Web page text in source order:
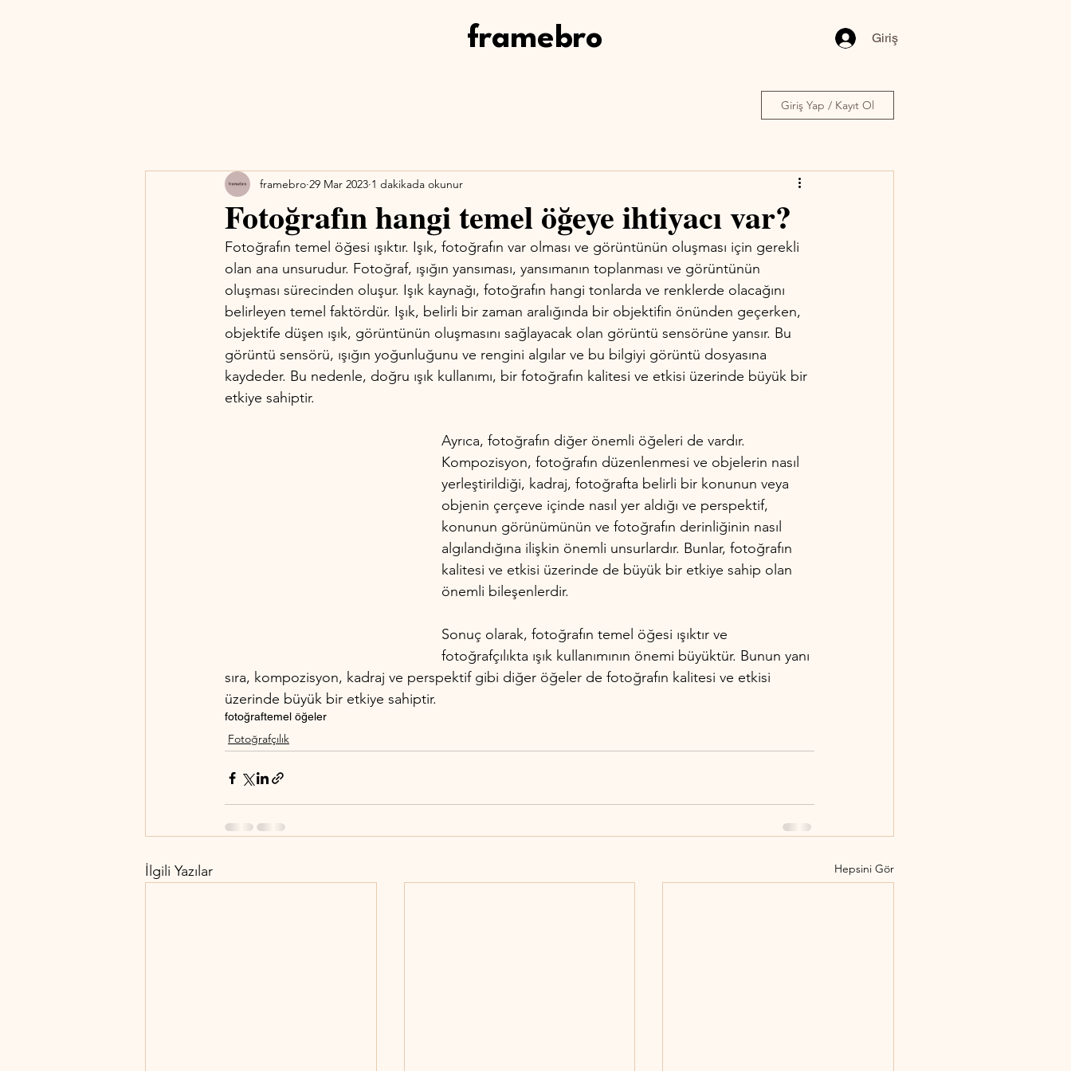
framebro Giriş
Giriş Yap / Kayıt Ol
Fotoğrafın hangi temel öğeye ihtiyacı var?
framebro 29 Mar 2023 1 dakikada okunur
Fotoğrafın temel öğesi ışıktır. Işık, fotoğrafın var olması ve görüntünün oluşması için gerekli
olan ana unsurudur. Fotoğraf, ışığın yansıması, yansımanın toplanması ve görüntünün
oluşması sürecinden oluşur. Işık kaynağı, fotoğrafın hangi tonlarda ve renklerde olacağını
belirleyen temel faktördür. Işık, belirli bir zaman aralığında bir objektifin önünden geçerken,
objektife düşen ışık, görüntünün oluşmasını sağlayacak olan görüntü sensörüne yansır. Bu
görüntü sensörü, ışığın yoğunluğunu ve rengini algılar ve bu bilgiyi görüntü dosyasına
kaydeder. Bu nedenle, doğru ışık kullanımı, bir fotoğrafın kalitesi ve etkisi üzerinde büyük bir
etkiye sahiptir.
Ayrıca, fotoğrafın diğer önemli öğeleri de vardır.
Kompozisyon, fotoğrafın düzenlenmesi ve objelerin nasıl
yerleştirildiği, kadraj, fotoğrafta belirli bir konunun veya
objenin çerçeve içinde nasıl yer aldığı ve perspektif,
konunun görünümünün ve fotoğrafın derinliğinin nasıl
algılandığına ilişkin önemli unsurlardır. Bunlar, fotoğrafın
kalitesi ve etkisi üzerinde de büyük bir etkiye sahip olan
önemli bileşenlerdir.
Sonuç olarak, fotoğrafın temel öğesi ışıktır ve
fotoğrafçılıkta ışık kullanımının önemi büyüktür. Bunun yanı
sıra, kompozisyon, kadraj ve perspektif gibi diğer öğeler de fotoğrafın kalitesi ve etkisi
üzerinde büyük bir etkiye sahiptir.
fotoğraftemel öğeler
Fotoğrafçılık
İlgili Yazılar Hepsini Gör